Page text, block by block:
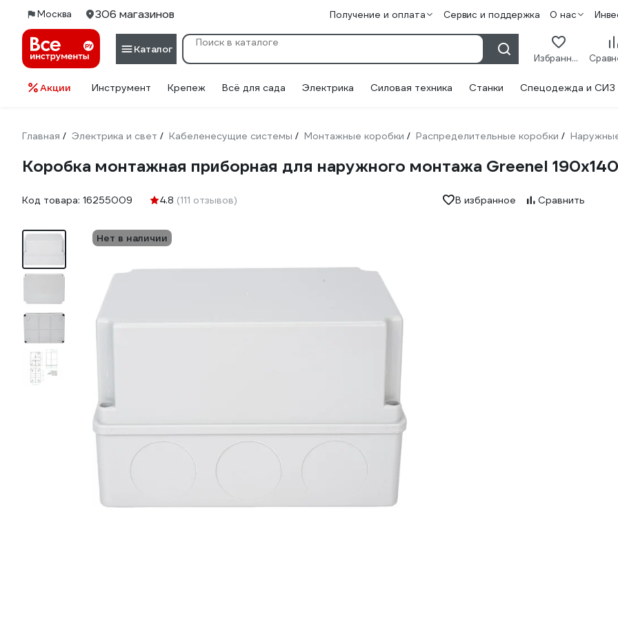
Москва 306 магазинов Получение и оплата Сервис и поддержка О нас
Каталог
Избранное
Акции Инструмент Крепеж Всё для сада Электрика Силовая техника Станки Спецодежда и СИЗ
Главная / Электрика и свет / Кабеленесущие системы / Монтажные коробки / Распределительные коробки /
Коробка монтажная приборная для наружного монтажа Greenel
Код товара: 16255009 4.8 (111 отзывов) В избранное Сравнить
Нет в наличии